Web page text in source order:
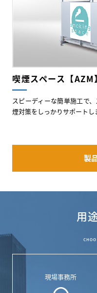
喫煙スペース【AZM】
スピーディーな簡単施工で
煙対策をしっかりサポートし
製
用
現場事務所